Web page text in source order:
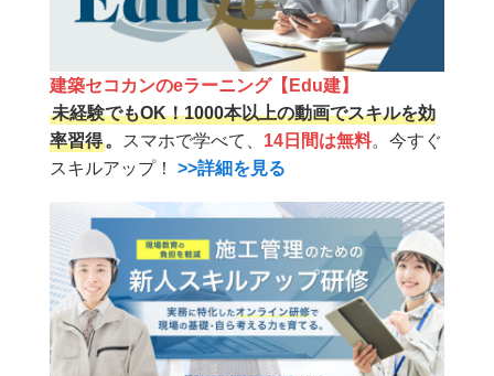
建築セコカンのeラーニング【Edu建】
未経験でもOK！1000本以上の動画でスキルを効
率習得。 スマホで学べて、 14日間は無料。今すぐ
スキルアップ！ >>詳細を見る